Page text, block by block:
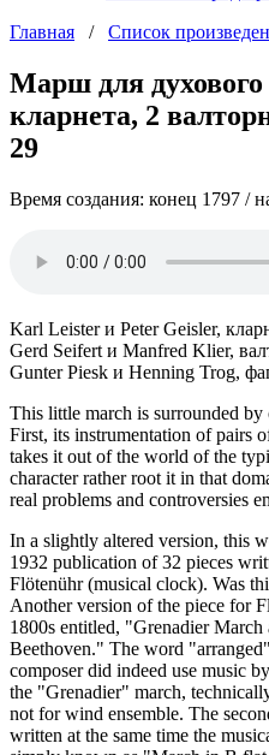
Главная / Список
Марш для духового
кларнета, 2
29
Время создания: конец 1797 /
Karl Leister и Peter Geisler,
Gerd Seifert и Manfred Klier,
Gunter Piesk и Henning Trog,
This little march is surrounded
First, its instrumentation of pairs
takes it out of the world of the
character rather root it in that
real problems and controversies
In a slightly altered version, this
1932 publication of 32 pieces
Flötenühr (musical clock). Was
Another version of the piece for
1800s entitled, "Grenadier
Beethoven." The word
composer did indeed use music
the "Grenadier" march,
not for wind ensemble. The
written at the same time the